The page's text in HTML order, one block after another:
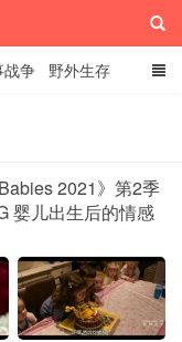
战争 野外生存
2021》第2季
婴儿出生后的情感